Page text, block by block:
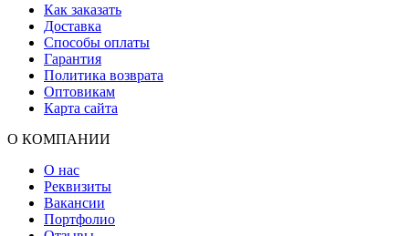
Как заказать
Доставка
Способы оплаты
Гарантия
Политика возврата
Оптовикам
Карта сайта
О КОМПАНИИ
О нас
Реквизиты
Вакансии
Портфолио